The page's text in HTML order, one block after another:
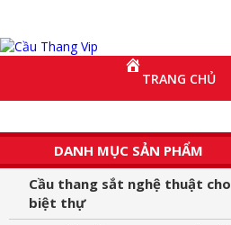
TRANG CHỦ
DANH MỤC SẢN PHẨM
Cầu thang sắt nghệ thuật cho
biệt thự